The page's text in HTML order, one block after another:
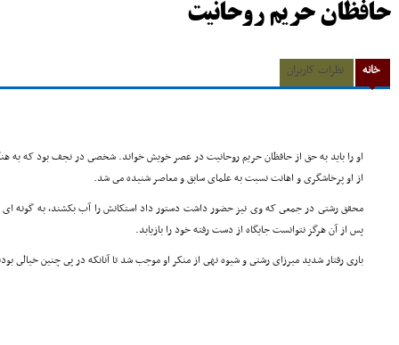
حافظان حریم روحانیت
خانه نظرات کاربران
او را باید به حق از حافظان حریم روحانیت در عصر خویش خواند. شخصى در نجف بود که به
از او پرخاشگرى و اهانت نسبت به علماى سابق و معاصر شنیده مى شد.
محقق رشتى در جمعى که وى نیز حضور داشت دستور داد استکانش را آب بکشند، به گونه اى
پس از آن هرگز نتوانست جایگاه از دست رفته خود را بازیابد.
بارى رفتار شدید میرزاى رشتى و شیوه نهى از منکر او موجب شد تا آنانکه در پى چنین خیالى